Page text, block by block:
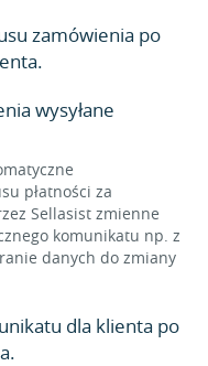
zamówienia po
wysyłane
płatności za
Sellasist zmienne
komunikatu np. z
danych do zmiany
dla klienta po